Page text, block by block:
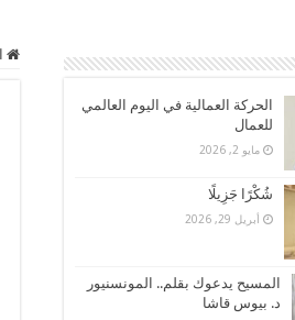
الحركة العمالية في اليوم العالمي
للعمال
مايو 2, 2026
شُكْرًا جَزِيلًا
أبريل 29, 2026
المسيح يدعوك بقلم.. المونسنيور
د. بيوس قاشا